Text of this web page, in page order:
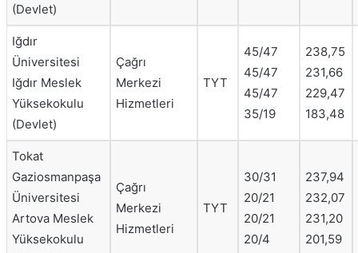
(Devlet)
Iğdır
Üniversitesi
Iğdır Meslek
Yüksekokulu
(Devlet)
Çağrı
Merkezi
Hizmetleri
TYT
45/47
45/47
45/47
35/19
238,75
231,66
229,47
183,48
Tokat
Gaziosmanpaşa
Üniversitesi
Artova Meslek
Yüksekokulu
Çağrı
Merkezi
Hizmetleri
TYT
30/31
20/21
20/21
20/4
237,94
232,07
231,20
201,59